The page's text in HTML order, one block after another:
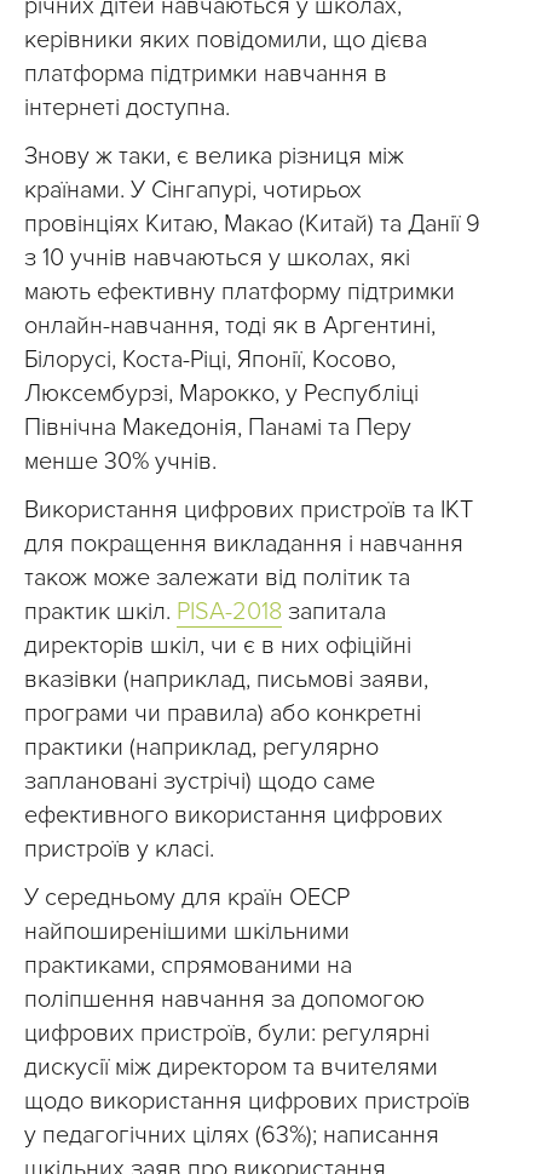
річних дітей навчаються у школах,
керівники яких повідомили, що дієва
платформа підтримки навчання в
інтернеті доступна.
Знову ж таки, є велика різниця між
країнами. У Сінгапурі, чотирьох
провінціях Китаю, Макао (Китай) та Данії 9
з 10 учнів навчаються у школах, які
мають ефективну платформу підтримки
онлайн-навчання, тоді як в Аргентині,
Білорусі, Коста-Ріці, Японії, Косово,
Люксембурзі, Марокко, у Республіці
Північна Македонія, Панамі та Перу
менше 30% учнів.
Використання цифрових пристроїв та ІКТ
для покращення викладання і навчання
також може залежати від політик та
практик шкіл. PISA-2018 запитала
директорів шкіл, чи є в них офіційні
вказівки (наприклад, письмові заяви,
програми чи правила) або конкретні
практики (наприклад, регулярно
заплановані зустрічі) щодо саме
ефективного використання цифрових
пристроїв у класі.
У середньому для країн ОЕСР
найпоширенішими шкільними
практиками, спрямованими на
поліпшення навчання за допомогою
цифрових пристроїв, були: регулярні
дискусії між директором та вчителями
щодо використання цифрових пристроїв
у педагогічних цілях (63%); написання